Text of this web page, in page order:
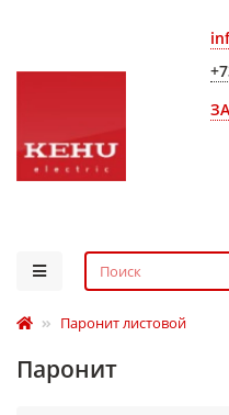
Паронит листовой
Паронит